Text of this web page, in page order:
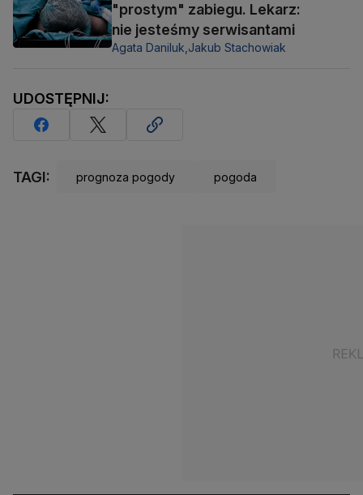
"prostym" zabiegu. Lekarz:
nie jesteśmy serwisantami
Agata Daniluk,Jakub Stachowiak
UDOSTĘPNIJ:
TAGI: prognoza pogody pogoda